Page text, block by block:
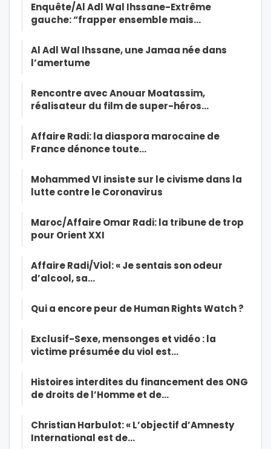
Enquête/Al Adl Wal Ihssane-Extrême
gauche: “frapper ensemble mais…
Al Adl Wal Ihssane, une Jamaa née dans
l’amertume
Rencontre avec Anouar Moatassim,
réalisateur du film de super-héros…
Affaire Radi: la diaspora marocaine de
France dénonce toute…
Mohammed VI insiste sur le civisme dans la
lutte contre le Coronavirus
Maroc/Affaire Omar Radi: la tribune de trop
pour Orient XXI
Affaire Radi/Viol: « Je sentais son odeur
d’alcool, sa…
Qui a encore peur de Human Rights Watch ?
Exclusif-Sexe, mensonges et vidéo : la
victime présumée du viol est…
Histoires interdites du financement des ONG
de droits de l’Homme et de…
Christian Harbulot: « L’objectif d’Amnesty
International est de…